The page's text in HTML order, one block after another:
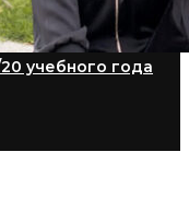
учебного года